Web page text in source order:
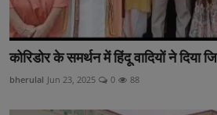
कोरिडोर के समर्थन में हिंदू वादियों ने दिया
bherulal Jun 23, 2025 0 88